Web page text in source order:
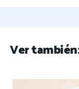
Ver